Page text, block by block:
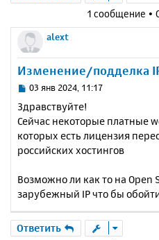
1 сообщение •
alext
Изменение/подделка
С
о
б
щ
е
е
03 янв 2024, 11:17
Здравствуйте!
Сейчас некоторые платные
которых есть лицензия
российских хостингов
Возможно ли как то на Open
зарубежный IP что бы
Ответить